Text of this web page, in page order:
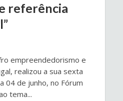
referência
empreendedorismo e
realizou a sua sexta
04 de junho, no Fórum
tema...